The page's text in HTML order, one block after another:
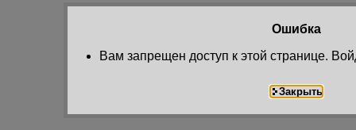
Ошибка
Вам запрещен доступ к этой странице.